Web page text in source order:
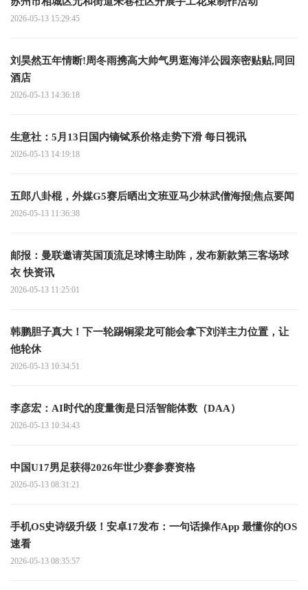
2026-05-13 15:29:45
刘昊然五年情断!周冬雨携高大帅气男逛海洋公园亲密贴贴,同回
酒店
2026-05-13 14:36:18
生意社：5月13日国内镝铽系价格走势下滑 每日视讯
2026-05-13 14:19:18
五郎八卦棍，外媒G5赛后晒出文班亚马少林武僧海报|焦点要闻
2026-05-13 11:36:38
邮报：曼联邀请英国顶流足球博主助阵，发布新款第三客场球
衣 快资讯
2026-05-13 11:25:01
韩鹏胆子真大！下一轮踢铜梁龙可能会拿下刘洋主力位置，让
他轮休
2026-05-13 10:34:51
李彦宏：AI时代的度量衡是日活智能体数（DAA）
2026-05-13 10:34:43
中国U17男足获得2026年世少赛参赛资格
2026-05-13 08:31:21
手机OS史诗级升级！安卓17发布：一句话操作App 最懂你的OS
速看
2026-05-13 08:35:57